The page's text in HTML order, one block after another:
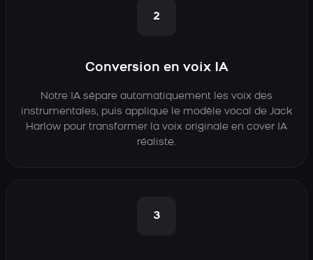
2
Conversion en voix IA
Notre IA sépare automatiquement les voix des
instrumentales, puis applique le modèle vocal de Jack
Harlow pour transformer la voix originale en cover IA
réaliste.
3